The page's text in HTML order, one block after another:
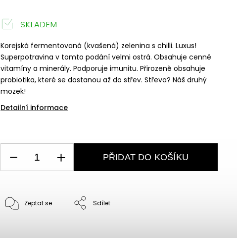
Korejská fermentovaná (kvašená) zelenina s chilli. Luxus!
Superpotravina v tomto podání velmi ostrá. Obsahuje cenné
vitamíny a minerály. Podporuje imunitu. Přirozeně obsahuje
probiotika, které se dostanou až do střev. Střeva? Náš druhý
mozek!
Detailní informace
SKLADEM
PŘIDAT DO KOŠÍKU
Zeptat se Sdílet